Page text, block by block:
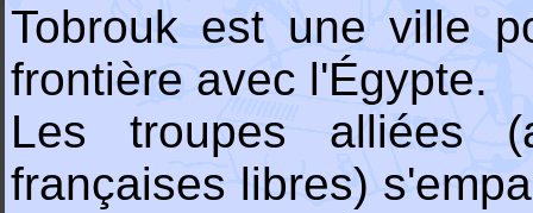
Tobrouk est une ville
frontière avec l'Égypte.
Les troupes alliées
françaises libres)